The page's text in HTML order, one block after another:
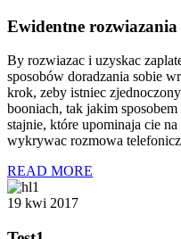
Ewidentne
By rozwiazac i uzyskac
sposobów doradzania sobie
krok, zeby istniec
booniach, tak jakim
stajnie, które upominaja cie
wykrywac rozmowa
READ MORE
19 kwi 2017